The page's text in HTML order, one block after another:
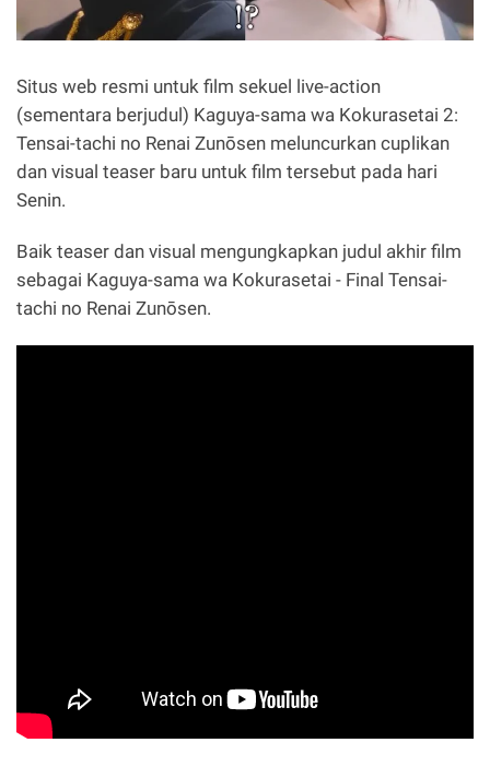
Situs web resmi untuk film sekuel live-action
(sementara berjudul) Kaguya-sama wa Kokurasetai 2:
Tensai-tachi no Renai Zunōsen meluncurkan cuplikan
dan visual teaser baru untuk film tersebut pada hari
Senin.
Baik teaser dan visual mengungkapkan judul akhir film
sebagai Kaguya-sama wa Kokurasetai - Final Tensai-
tachi no Renai Zunōsen.